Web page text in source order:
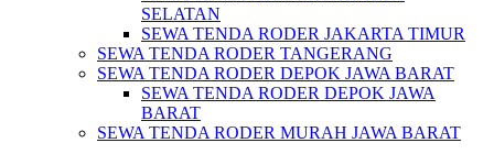
SELATAN
SEWA TENDA RODER JAKARTA TIMUR
SEWA TENDA RODER TANGERANG
SEWA TENDA RODER DEPOK JAWA BARAT
SEWA TENDA RODER DEPOK JAWA
BARAT
SEWA TENDA RODER MURAH JAWA BARAT